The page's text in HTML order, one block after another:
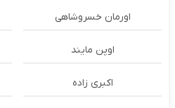
اورمان خسروشاهی
اوپن مایند
اکبری زاده